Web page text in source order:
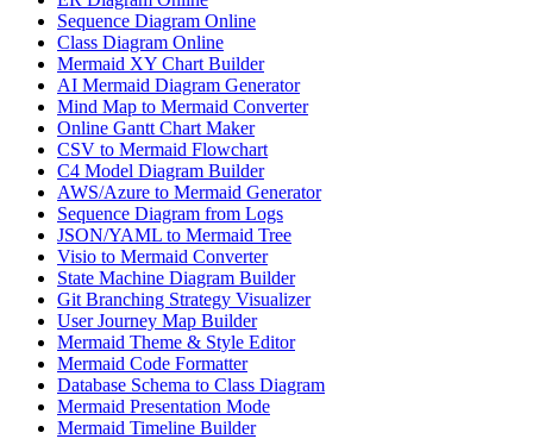
Sequence Diagram Online
Class Diagram Online
Mermaid XY Chart Builder
AI Mermaid Diagram Generator
Mind Map to Mermaid Converter
Online Gantt Chart Maker
CSV to Mermaid Flowchart
C4 Model Diagram Builder
AWS/Azure to Mermaid Generator
Sequence Diagram from Logs
JSON/YAML to Mermaid Tree
Visio to Mermaid Converter
State Machine Diagram Builder
Git Branching Strategy Visualizer
User Journey Map Builder
Mermaid Theme & Style Editor
Mermaid Code Formatter
Database Schema to Class Diagram
Mermaid Presentation Mode
Mermaid Timeline Builder